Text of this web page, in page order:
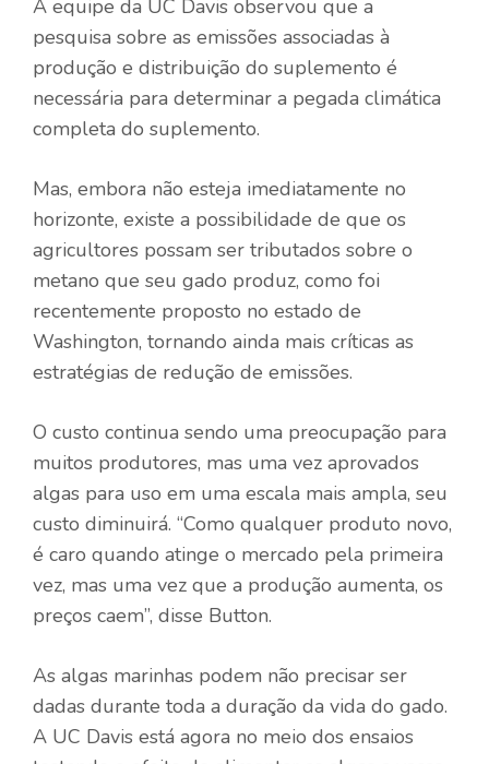
A equipe da UC Davis observou que a
pesquisa sobre as emissões associadas à
produção e distribuição do suplemento é
necessária para determinar a pegada climática
completa do suplemento.
Mas, embora não esteja imediatamente no
horizonte, existe a possibilidade de que os
agricultores possam ser tributados sobre o
metano que seu gado produz, como foi
recentemente proposto no estado de
Washington, tornando ainda mais críticas as
estratégias de redução de emissões.
O custo continua sendo uma preocupação para
muitos produtores, mas uma vez aprovados
algas para uso em uma escala mais ampla, seu
custo diminuirá. “Como qualquer produto novo,
é caro quando atinge o mercado pela primeira
vez, mas uma vez que a produção aumenta, os
preços caem”, disse Button.
As algas marinhas podem não precisar ser
dadas durante toda a duração da vida do gado.
A UC Davis está agora no meio dos ensaios